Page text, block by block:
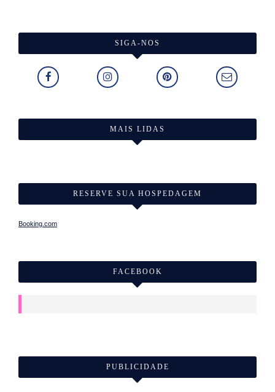
SIGA-NOS
MAIS LIDAS
RESERVE SUA HOSPEDAGEM
Booking.com
FACEBOOK
PUBLICIDADE